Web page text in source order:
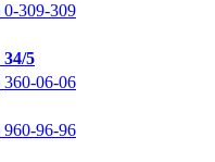
309-309
5
06-06
96-96